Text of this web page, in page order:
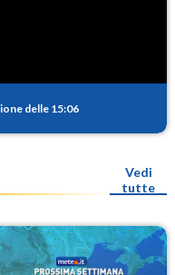
delle 15:06
Vedi
tutte